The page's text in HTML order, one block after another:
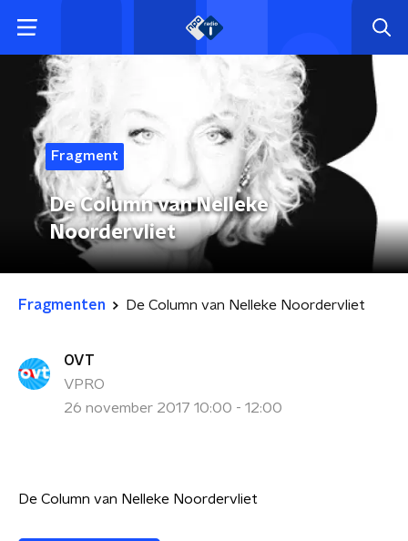
Fragment
De Column van Nelleke
Noordervliet
Fragmenten De Column van Nelleke Noordervliet
OVT
VPRO
26 november 2017 10:00 - 12:00
De Column van Nelleke Noordervliet